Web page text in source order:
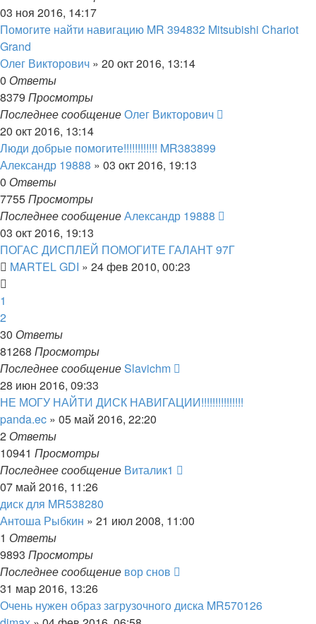
03 ноя 2016, 14:17
Помогите найти навигацию MR 394832 Mitsubishi Chariot
Grand
Олег Викторович » 20 окт 2016, 13:14
0 Ответы
8379 Просмотры
Последнее сообщениеОлег Викторович
20 окт 2016, 13:14
Люди добрые помогите!!!!!!!!!!!! MR383899
Александр 19888 » 03 окт 2016, 19:13
0 Ответы
7755Просмотры
Последнее сообщениеАлександр 19888
03 окт 2016, 19:13
ПОГАС ДИСПЛЕЙ ПОМОГИТЕ ГАЛАНТ 97Г
MARTEL GDI » 24 фев 2010, 00:23
1
2
30 Ответы
81268 Просмотры
Последнее сообщениеSlavichm
28 июн 2016, 09:33
НЕ МОГУ НАЙТИ ДИСК НАВИГАЦИИ!!!!!!!!!!!!!!!
panda.ec » 05 май 2016, 22:20
2 Ответы
10941 Просмотры
Последнее сообщение Виталик1
07 май 2016, 11:26
диск для MR538280
Антоша Рыбкин » 21 июл 2008, 11:00
1 Ответы
9893 Просмотры
Последнее сообщение вор снов
31 мар 2016, 13:26
Очень нужен образ загрузочного диска MR570126